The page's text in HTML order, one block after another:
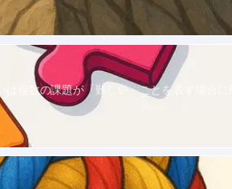
複数の課題が「難しい」ことを表す場合に